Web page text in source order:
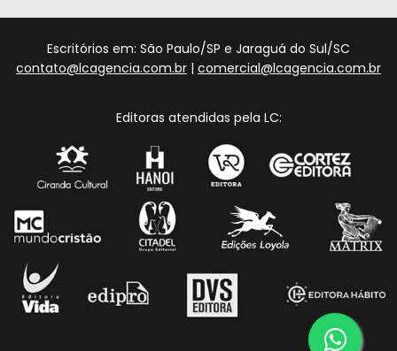
Escritórios em: São Paulo/SP e Jaraguá do Sul/SC
contato@lcagencia.com.br | comercial@lcagencia.com.br
Editoras atendidas pela LC: